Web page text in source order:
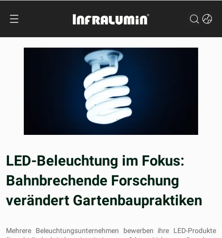
LED-Beleuchtung im Fokus:
Bahnbrechende Forschung
verändert Gartenbaupraktiken
Mehrere Beleuchtungsunternehmen bewerben ihre LED-Produkte